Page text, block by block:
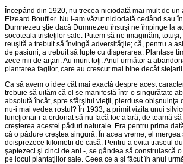
Începând din 1920, nu trecea niciodată mai mult de un
Elzeard Bouffier. Nu l-am văzut niciodată cedând sau
Dumnezeu ştie dacă Dumnezeu însuşi ne împinge la
socoteala tristeţilor sale. Putem să ne imaginăm,
reuşită a trebuit să învingă adversităţile; că, pentru a
de pasiuni, a trebuit să lupte cu disperarea. Plantase
zece mii de arţari. Au murit toţi. Anul următor a
plantarea fagilor, care au crescut mai bine decât
Ca să avem o idee cât mai exactă despre acest
trebuie să uităm că el se manifestă într-o singurătate
absolută încât, spre sfârşitul vieţii, pierduse obişnuinţa
nu-i mai vedea rostul? În 1933, a primit vizita unui
funcţionar i-a ordonat să nu facă foc afară, de teamă
creşterea acestei păduri naturale. Era pentru prima
că o pădure creştea singură. În acea vreme, el
doisprezece kilometri de casă. Pentru a evita traseul
şaptezeci şi cinci de ani -, se gândea să construiască
pe locul plantaţiilor sale. Ceea ce a şi făcut în anul